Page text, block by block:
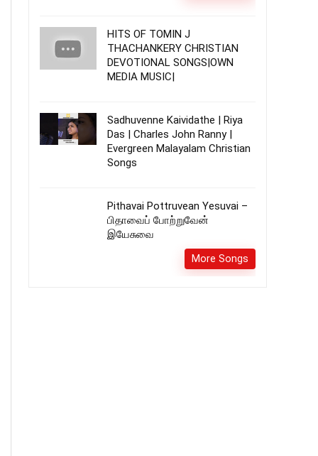
HITS OF TOMIN J
THACHANKERY CHRISTIAN
DEVOTIONAL SONGS|OWN
MEDIA MUSIC|
Sadhuvenne Kaividathe | Riya
Das | Charles John Ranny |
Evergreen Malayalam Christian
Songs
Pithavai Pottruvean Yesuvai –
பிதாவைப் போற்றுவேன்
இயேசுவை
More Songs